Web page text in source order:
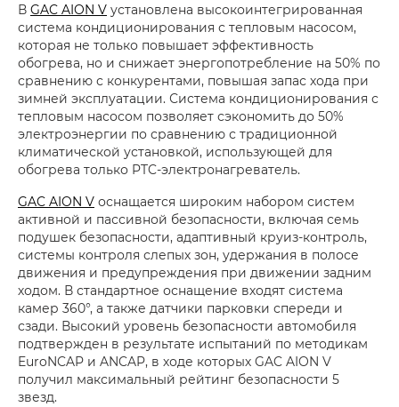
В GAC AION V установлена высокоинтегрированная
система кондиционирования с тепловым насосом,
которая не только повышает эффективность
обогрева, но и снижает энергопотребление на 50% по
сравнению с конкурентами, повышая запас хода при
зимней эксплуатации. Система кондиционирования с
тепловым насосом позволяет сэкономить до 50%
электроэнергии по сравнению с традиционной
климатической установкой, использующей для
обогрева только PTC-электронагреватель.
GAC AION V оснащается широким набором систем
активной и пассивной безопасности, включая семь
подушек безопасности, адаптивный круиз-контроль,
системы контроля слепых зон, удержания в полосе
движения и предупреждения при движении задним
ходом. В стандартное оснащение входят система
камер 360°, а также датчики парковки спереди и
сзади. Высокий уровень безопасности автомобиля
подтвержден в результате испытаний по методикам
EuroNCAP и ANCAP, в ходе которых GAC AION V
получил максимальный рейтинг безопасности 5
звезд.